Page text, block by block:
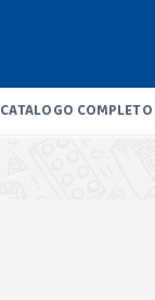
CATALOGO COMPLETO